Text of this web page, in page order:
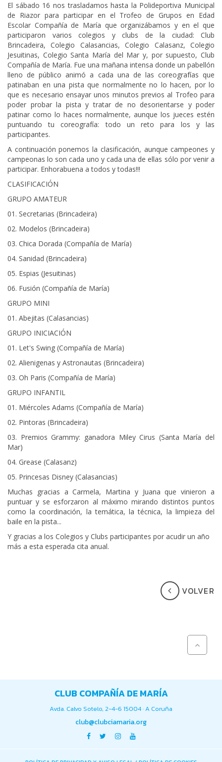
El sábado 16 nos trasladamos hasta la Polideportiva Municipal
de Riazor para participar en el Trofeo de Grupos en Edad
Escolar Compañía de María que organizábamos y en el que
participaron varios colegios y clubs de la ciudad: Club
Brincadeira, Colegio Calasancias, Colegio Calasanz, Colegio
Jesuitinas, Colegio Santa María del Mar y, por supuesto, Club
Compañía de María. Fue una mañana intensa donde un pabellón
lleno de público animó a cada una de las coreografías que
patinaban en una pista que normalmente no lo hacen, por lo
que es necesario ensayar unos minutos previos al Trofeo para
poder probar la pista y tratar de no desorientarse y poder
patinar como lo haces normalmente, aunque los jueces estén
puntuando tu coreografía: todo un reto para los y las
participantes.
A continuación ponemos la clasificación, aunque campeones y
campeonas lo son cada uno y cada una de ellas sólo por venir a
participar. Enhorabuena a todos y todas!!!
CLASIFICACIÓN
GRUPO AMATEUR
01. Secretarias (Brincadeira)
02. Modelos (Brincadeira)
03. Chica Dorada (Compañía de María)
04. Sanidad (Brincadeira)
05. Espias (Jesuitinas)
06. Fusión (Compañía de María)
GRUPO MINI
01. Abejitas (Calasancias)
GRUPO INICIACIÓN
01. Let's Swing (Compañía de María)
02. Alienigenas y Astronautas (Brincadeira)
03. Oh Paris (Compañía de María)
GRUPO INFANTIL
01. Miércoles Adams (Compañía de María)
02. Pintoras (Brincadeira)
03. Premios Grammy: ganadora Miley Cirus (Santa María del
Mar)
04. Grease (Calasanz)
05. Princesas Disney (Calasancias)
Muchas gracias a Carmela, Martina y Juana que vinieron a
puntuar y se esforzaron al máximo mirando distintos puntos
como la coordinación, la temática, la técnica, la limpieza del
baile en la pista...
Y gracias a los Colegios y Clubs participantes por acudir un año
más a esta esperada cita anual.
VOLVER
CLUB COMPAÑÍA DE MARÍA
Avda. Calvo Sotelo, 2-4-6 15004 · A Coruña
club@clubciamaria.org